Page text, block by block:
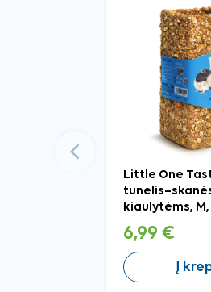
Little One
kiaulytėms, M,
6,99 €
Į